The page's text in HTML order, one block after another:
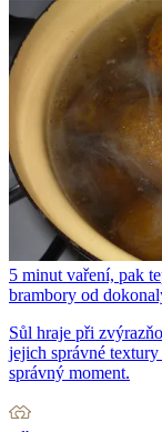
5 minut vaření, pak
brambory od
Sůl hraje při
jejich správné
správný moment.